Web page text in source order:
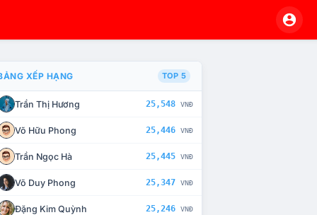
CHẾ TÀI XỬ LÝ VI PHẠM
XẾP HẠNG TOP 5
Trần Thị Hương 25,548 VNĐ
Võ Hữu Phong 25,446 VNĐ
Trần Ngọc Hà 25,445 VNĐ
Võ Duy Phong 25,347 VNĐ
Đặng Kim Quỳnh 25,246 VNĐ